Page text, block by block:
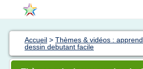
Accueil > Thèmes & vidéos :
dessin debutant facile